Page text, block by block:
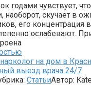
годами чувствует,
наоборот, скучает в
его концентрация
ослабевают.
на дом в
выезд врача 24/7
СтатьиАвтор: